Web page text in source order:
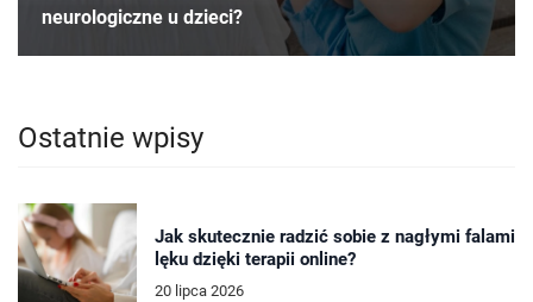
neurologiczne u dzieci?
Ostatnie wpisy
Jak skutecznie radzić sobie z nagłymi falami
lęku dzięki terapii online?
20 lipca 2026